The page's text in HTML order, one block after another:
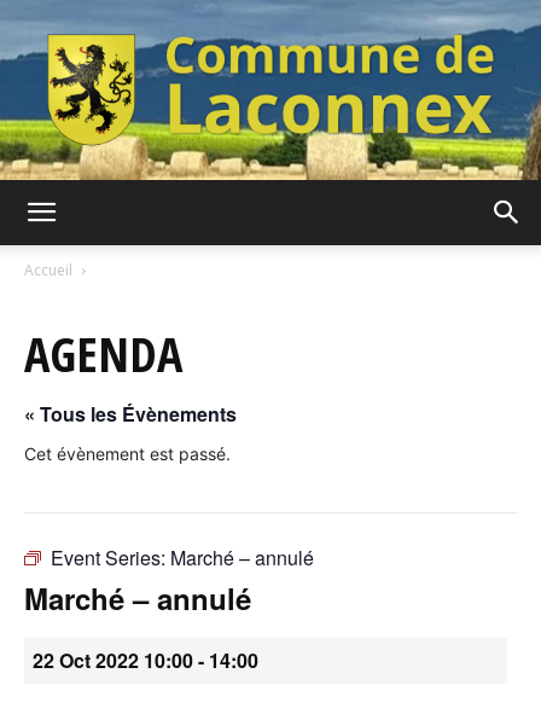
Laconnex
Canton
Accueil
AGENDA
« Tous les Évènements
Cet évènement est passé.
Event Series: Marché – annulé
Marché – annulé
22 Oct 2022 10:00- 14:00